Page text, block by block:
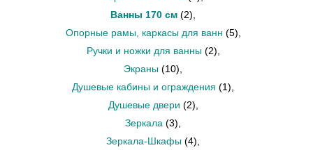
Ванны 170 см (2)
Опорные рамы, каркасы для ванн (5)
Ручки и ножки для ванны (2)
Экраны (10)
Душевые кабины и ограждения (1)
Душевые двери (2)
Зеркала (3)
Зеркала-Шкафы (4)